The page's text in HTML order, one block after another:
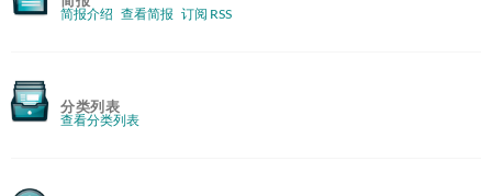
简报介绍 查看简报 订阅 RSS
分类列表
查看分类列表